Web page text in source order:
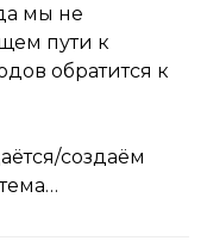
мы не
пути к
обратится к
создаём